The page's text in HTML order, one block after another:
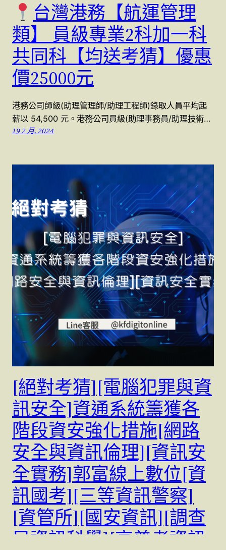
台灣港務【航運管理
類】 員級專業2科加一科
共同科【均送考猜】優惠
價25000元
港務公司師級(助理管理師/助理工程師)錄取人員平均起
薪以 54,500 元。港務公司員級(助理事務員/助理技術…
19 2 月, 2024
[絕對考猜][電腦犯罪與資
訊安全]資通系統籌獲各
階段資安強化措施[網路
安全與資訊倫理][資訊安
全實務]郭富線上數位[資
訊國考][三等資訊警察]
[資管所][國安資訊][調查
局資訊科學][高普考資訊